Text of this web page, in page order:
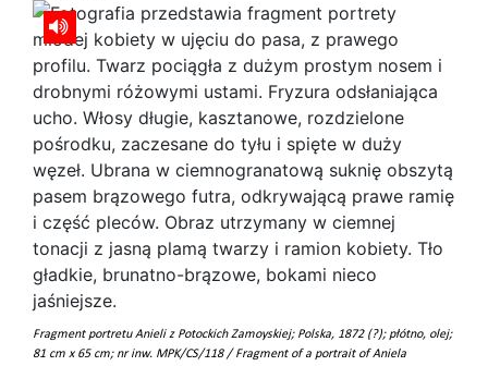
Fragment portretu Anieli z Potockich Zamoyskiej; Polska, 1872 (?); płótno, olej;
81 cm x 65 cm; nr inw. MPK/CS/118 / Fragment of a portrait of Aniela